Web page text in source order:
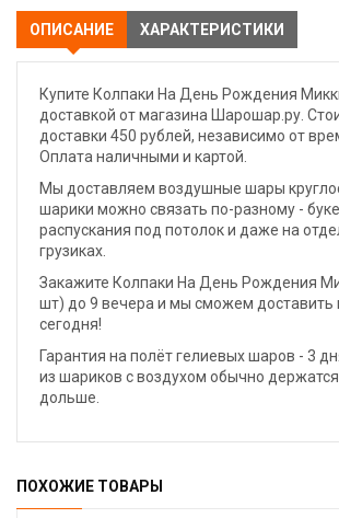
ОПИСАНИЕ ХАРАКТЕРИСТИКИ
Купите Колпаки На День Рождения
доставкой от магазина Шарошар.ру.
доставки 450 рублей, независимо от
Оплата наличными и картой.
Мы доставляем воздушные шары
шарики можно связать по-разному -
распускания под потолок и даже на
грузиках.
Закажите Колпаки На День Рождения
шт) до 9 вечера и мы сможем доставить
сегодня!
Гарантия на полёт гелиевых шаров - 3
из шариков с воздухом обычно
дольше.
ПОХОЖИЕ ТОВАРЫ